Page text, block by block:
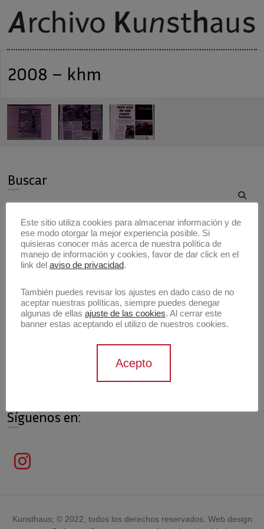
2008 – khm
Buscar
Artistas
Información de contacto
contacto@archivokunsthaus.com
Síguenos en:
Kunsthaus; © 2022, todos los derechos reservados. Web design
Este sitio utiliza cookies para almacenar información y de
ese modo otorgar la mejor experiencia posible. Si
quisieras conocer más acerca de nuestra política de
manejo de información y cookies, favor de dar click en el
link del aviso de privacidad.
También puedes revisar los ajustes en dado caso de no
aceptar nuestras políticas, siempre puedes denegar
algunas de ellas ajuste de las cookies. Al cerrar este
banner estas aceptando el utilizo de nuestros cookies.
Acepto